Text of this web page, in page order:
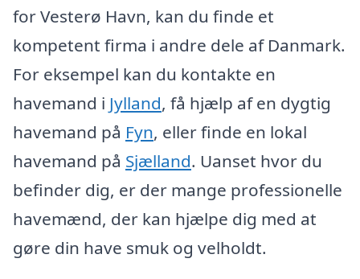
for Vesterø Havn, kan du finde et
kompetent firma i andre dele af Danmark.
For eksempel kan du kontakte en
havemand i Jylland, få hjælp af en dygtig
havemand på Fyn, eller finde en lokal
havemand på Sjælland. Uanset hvor du
befinder dig, er der mange professionelle
havemænd, der kan hjælpe dig med at
gøre din have smuk og velholdt.